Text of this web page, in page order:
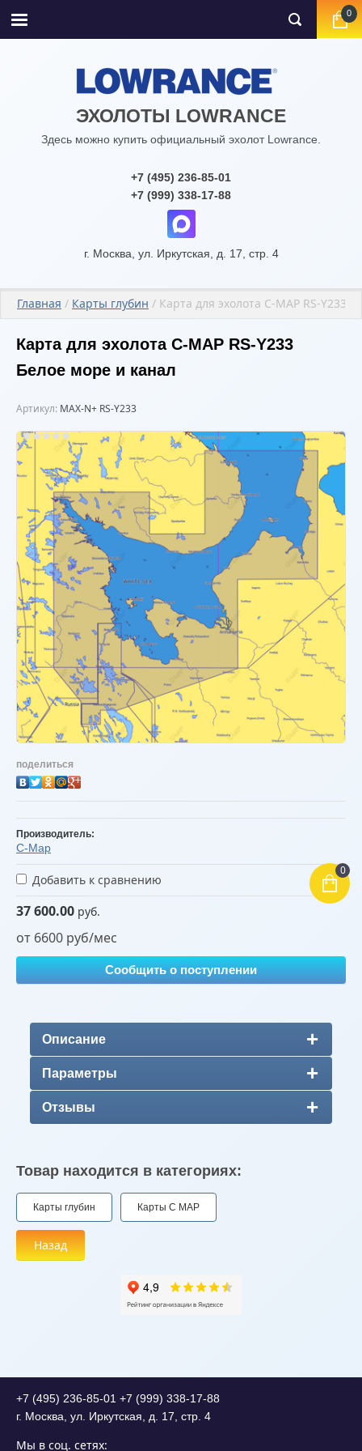
0
0
ЭХОЛОТЫ LOWRANCE
Здесь можно купить официальный эхолот Lowrance.
+7 (495) 236-85-01
+7 (999) 338-17-88
г. Москва, ул. Иркутская, д. 17, стр. 4
Главная / Карты глубин / Карта для эхолота C-MAP RS-Y233
Карта для эхолота C-MAP RS-Y233
Белое море и канал
Артикул: MAX-N+ RS-Y233
поделиться
Производитель:
C-Map
Добавить к сравнению
37 600.00 руб.
от 6600 руб/мес
Сообщить о поступлении
Описание
Параметры
Отзывы
Товар находится в категориях:
Карты глубин Карты C MAP
Назад
+7 (495) 236-85-01 +7 (999) 338-17-88
г. Москва, ул. Иркутская, д. 17, стр. 4
Мы в соц. сетях: